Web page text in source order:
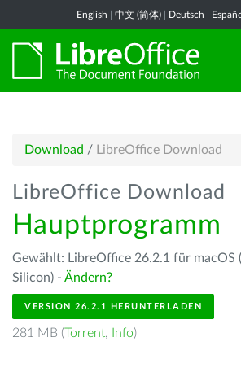
English 中文 (简体) Deutsch
Download / LibreOffice Download
LibreOffice Download
Hauptprogramm
Gewählt: LibreOffice 26.2.1 für macOS
Silicon) - Ändern?
VERSION 26.2.1 HERUNTERLADEN
281 MB (Torrent, Info)